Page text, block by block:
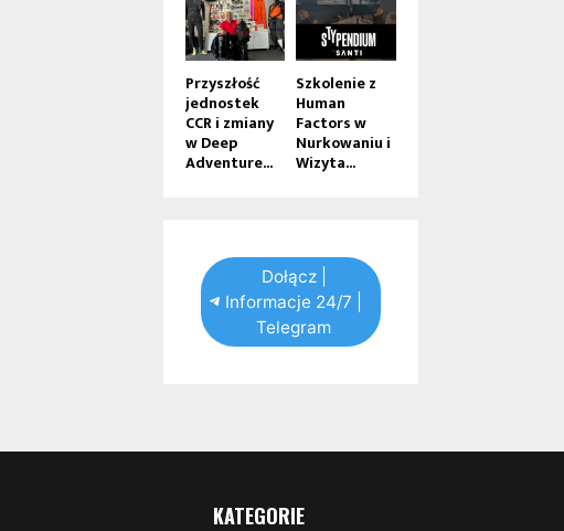
Przyszłość
jednostek
CCR i zmiany
w Deep
Adventure...
Szkolenie z
Human
Factors w
Nurkowaniu i
Wizyta...
Dołącz |
Informacje 24/7 |
Telegram
KATEGORIE